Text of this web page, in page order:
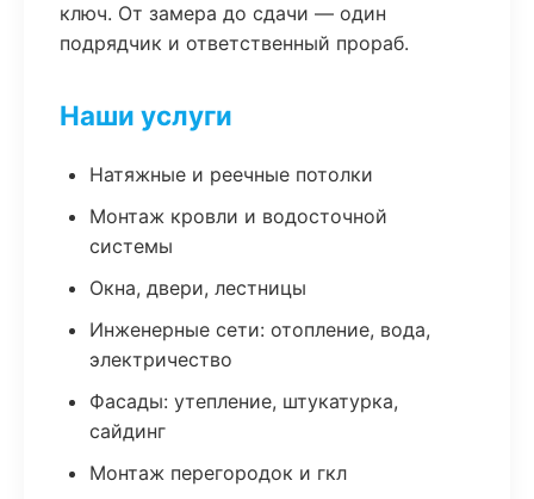
ключ. От замера до сдачи — один
подрядчик и ответственный прораб.
Наши услуги
Натяжные и реечные потолки
Монтаж кровли и водосточной
системы
Окна, двери, лестницы
Инженерные сети: отопление, вода,
электричество
Фасады: утепление, штукатурка,
сайдинг
Монтаж перегородок и гкл